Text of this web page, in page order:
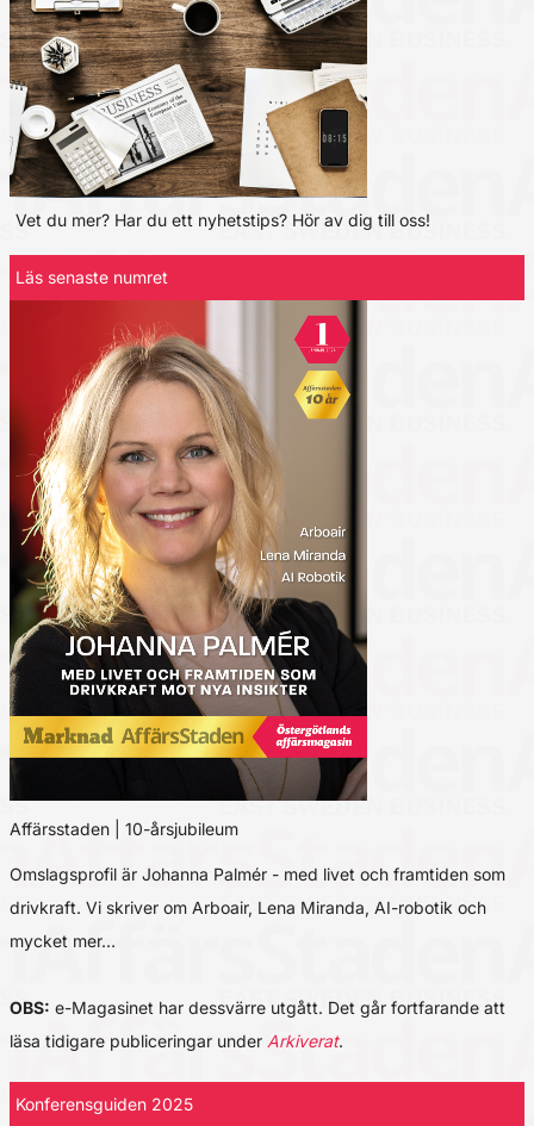
Vet du mer? Har du ett nyhetstips? Hör av dig till oss!
Läs senaste numret
Affärsstaden | 10-årsjubileum
Omslagsprofil är Johanna Palmér - med livet och framtiden som
drivkraft. Vi skriver om Arboair, Lena Miranda, AI-robotik och
mycket mer…
OBS: e-Magasinet har dessvärre utgått. Det går fortfarande att
läsa tidigare publiceringar under Arkiverat.
Konferensguiden 2025